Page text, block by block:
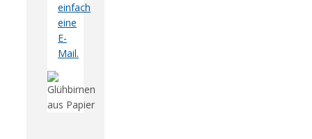
einfach
eine
E-
Mail.